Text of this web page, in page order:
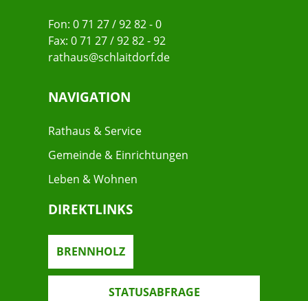
Fon: 0 71 27 / 92 82 - 0
Fax: 0 71 27 / 92 82 - 92
rathaus@schlaitdorf.de
NAVIGATION
Rathaus & Service
Gemeinde & Einrichtungen
Leben & Wohnen
DIREKTLINKS
BRENNHOLZ
STATUSABFRAGE